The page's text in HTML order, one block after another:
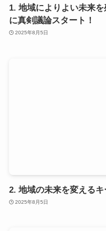
1. 地域によりよい未来
に真剣議論スタート！
2025年8月5日
2. 地域の未来を変えるキ
2025年8月5日